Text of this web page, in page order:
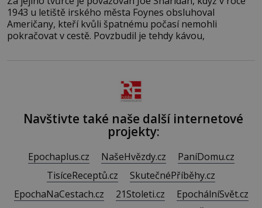
1943 u letiště irského města Foynes obsluhoval
Američany, kteří kvůli špatnému počasí nemohli
pokračovat v cestě. Povzbudil je tehdy kávou,
Navštivte také naše další internetové
projekty:
Epochaplus.cz NašeHvězdy.cz
PaníDomu.cz
TisíceReceptů.cz
SkutečnéPříběhy.cz
EpochaNaCestach.cz
21Stoleti.cz
EpochálníSvět.cz